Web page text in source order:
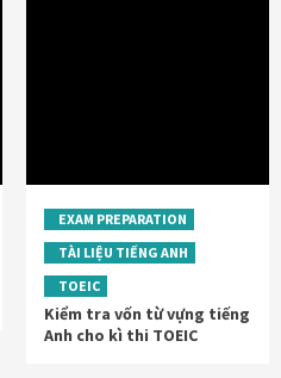
EXAM PREPARATION
TÀI LIỆU TIẾNG ANH
TOEIC
Kiểm tra vốn từ vựng tiếng
Anh cho kì thi TOEIC